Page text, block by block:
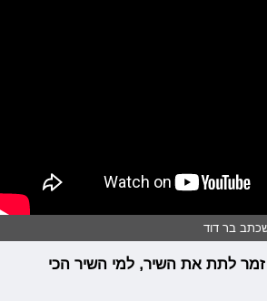
שכתב בר דוד
זמר לתת את השיר, למי השיר הכי